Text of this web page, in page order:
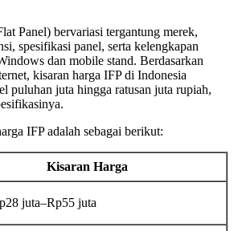
Panel) bervariasi tergantung merek,
spesifikasi panel, serta kelengkapan
dan mobile stand. Berdasarkan
kisaran harga IFP di Indonesia
puluhan juta hingga ratusan juta rupiah,
IFP adalah sebagai berikut:
Kisaran Harga
juta–Rp55 juta